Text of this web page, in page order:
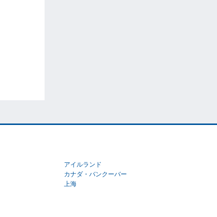
アイルランド
カナダ・バンクーバー
上海